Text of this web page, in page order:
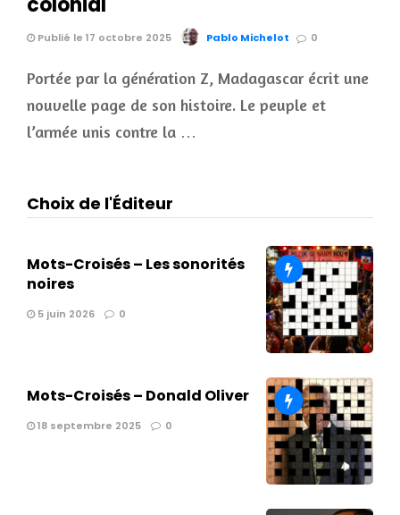
Publié le 17 octobre 2025 Pablo Michelot 0
Portée par la génération Z, Madagascar écrit une
nouvelle page de son histoire. Le peuple et
l’armée unis contre la …
Choix de l'Éditeur
Mots-Croisés – Les sonorités
noires
5 juin 2026 0
Mots-Croisés – Donald Oliver
18 septembre 2025 0